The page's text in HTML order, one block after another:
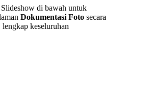
di bawah untuk
Dokumentasi Fotosecara
lengkap keseluruhan